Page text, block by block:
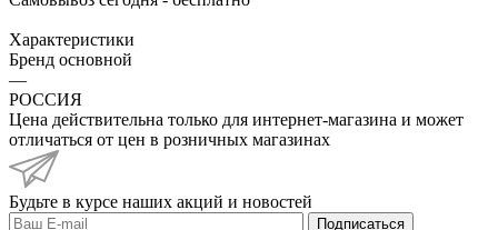
Характеристики
Бренд основной
—
РОССИЯ
Цена действительна только для интернет-магазина и может
отличаться от цен в розничных магазинах
Будьте в курсе наших акций и новостей
Подписаться